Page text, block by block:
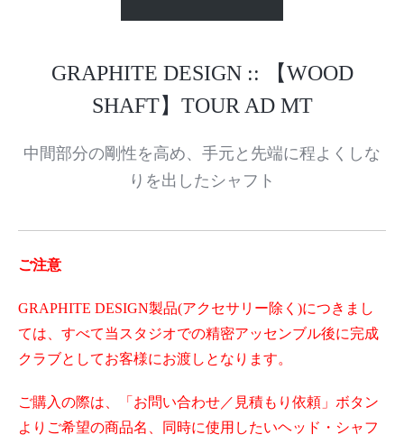
GRAPHITE DESIGN :: 【WOOD
SHAFT】TOUR AD MT
中間部分の剛性を高め、手元と先端に程よくしな
りを出したシャフト
ご注意
GRAPHITE DESIGN製品(アクセサリー除く)につきまし
ては、すべて当スタジオでの精密アッセンブル後に完成
クラブとしてお客様にお渡しとなります。
ご購入の際は、「お問い合わせ／見積もり依頼」ボタン
よりご希望の商品名、同時に使用したいヘッド・シャフ